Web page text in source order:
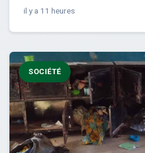
il y a 11 heures
SOCIÉTÉ